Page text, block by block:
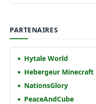
PARTENAIRES
Hytale World
Hebergeur Minecraft
NationsGlory
PeaceAndCube